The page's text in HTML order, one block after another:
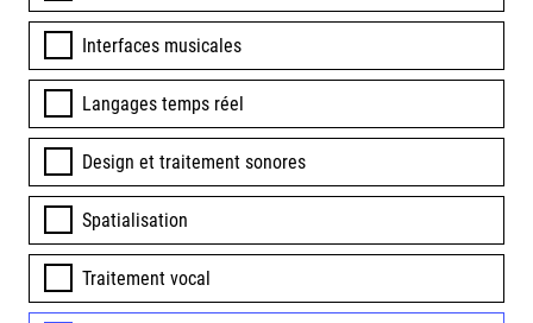
Interfaces musicales
Langages temps réel
Design et traitement sonores
Spatialisation
Traitement vocal